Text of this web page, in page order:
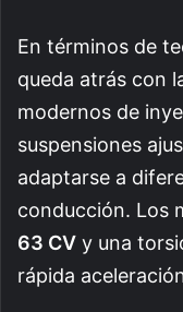
En términos de
queda atrás con
modernos de
suspensiones
adaptarse a
conducción. Los
63 CV y una
rápida